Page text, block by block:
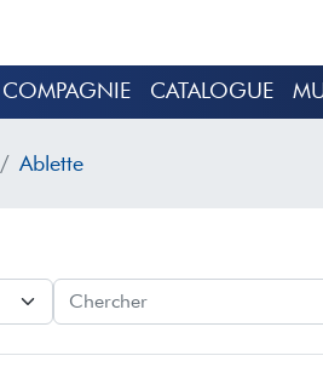
COMPAGNIE CATALOGUE
Ablette